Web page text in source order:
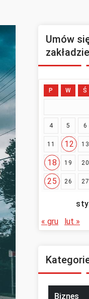
Umów
zakładzie
P W Ś
4 5 6
11 12 13
18 19 20
25 26 27
« gru lut »
Biznes